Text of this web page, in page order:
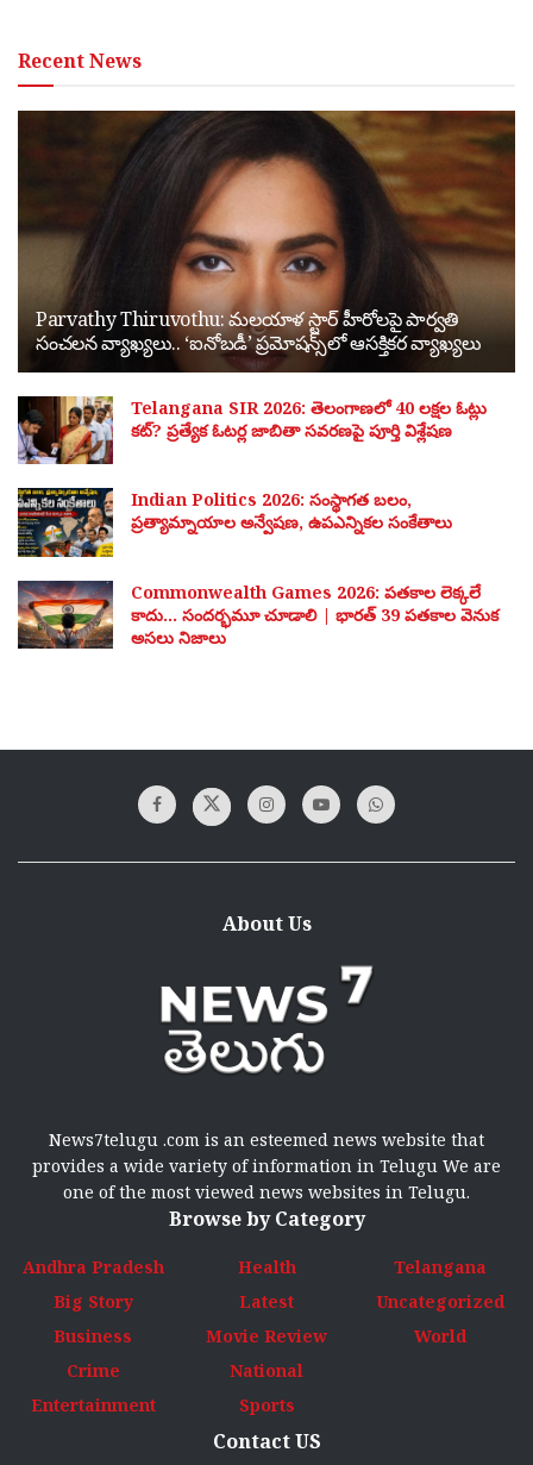
Recent News
Parvathy Thiruvothu: మలయాళ స్టార్ హీరోలపై పార్వతి
సంచలన వ్యాఖ్యలు.. ‘ఐనోబడీ’ ప్రమోషన్స్‌లో ఆసక్తికర వ్యాఖ్యలు
Telangana SIR 2026: తెలంగాణలో 40 లక్షల ఓట్లు
కట్? ప్రత్యేక ఓటర్ల జాబితా సవరణపై పూర్తి విశ్లేషణ
Indian Politics 2026: సంస్థాగత బలం,
ప్రత్యామ్నాయాల అన్వేషణ, ఉపఎన్నికల సంకేతాలు
Commonwealth Games 2026: పతకాల లెక్కలే
కాదు… సందర్భమూ చూడాలి | భారత్ 39 పతకాల వెనుక
అసలు నిజాలు
About Us
News7telugu .com is an esteemed news website that
provides a wide variety of information in Telugu We are
one of the most viewed news websites in Telugu.
Browse by Category
Andhra Pradesh
Big Story
Business
Crime
Entertainment
Health
Latest
Movie Review
National
Sports
Telangana
Uncategorized
World
Contact US